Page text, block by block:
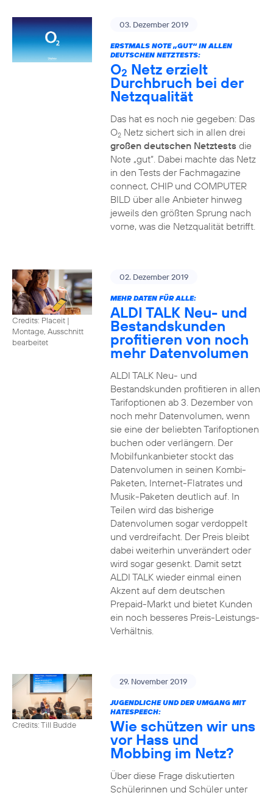
03. Dezember 2019
ERSTMALS NOTE „GUT“ IN ALLEN
DEUTSCHEN NETZTESTS:
O2 Netz erzielt
Durchbruch bei der
Netzqualität
Das hat es noch nie gegeben: Das
O2Netz sichert sich in allen drei
großen deutschen Netztests die
Note „gut“. Dabei machte das Netz
in den Tests der Fachmagazine
connect, CHIP und COMPUTER
BILD über alle Anbieter hinweg
jeweils den größten Sprung nach
vorne, was die Netzqualität betrifft.
Credits: Placeit |
Montage, Ausschnitt
bearbeitet
02. Dezember 2019
MEHR DATEN FÜR ALLE:
ALDI TALK Neu- und
Bestandskunden
profitieren von noch
mehr Datenvolumen
ALDI TALK Neu- und
Bestandskunden profitieren in allen
Tarifoptionen ab 3. Dezember von
noch mehr Datenvolumen, wenn
sie eine der beliebten Tarifoptionen
buchen oder verlängern. Der
Mobilfunkanbieter stockt das
Datenvolumen in seinen Kombi-
Paketen, Internet-Flatrates und
Musik-Paketen deutlich auf. In
Teilen wird das bisherige
Datenvolumen sogar verdoppelt
und verdreifacht. Der Preis bleibt
dabei weiterhin unverändert oder
wird sogar gesenkt. Damit setzt
ALDI TALK wieder einmal einen
Akzent auf dem deutschen
Prepaid-Markt und bietet Kunden
ein noch besseres Preis-Leistungs-
Verhältnis.
Credits: Till Budde
29. November 2019
JUGENDLICHE UND DER UMGANG MIT
HATESPEECH:
Wie schützen wir uns
vor Hass und
Mobbing im Netz?
Über diese Frage diskutierten
Schülerinnen und Schüler unter